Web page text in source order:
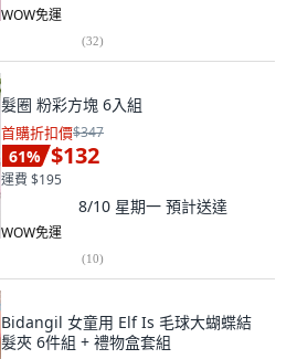
WOW免運
(32)
髮圈 粉彩方塊 6入組
首購折扣價$347
61% $132
運費 $195
8/10 星期一 預計送達
WOW免運
(10)
Bidangil 女童用 Elf Is 毛球大蝴蝶結
髮夾 6件組 + 禮物盒套組